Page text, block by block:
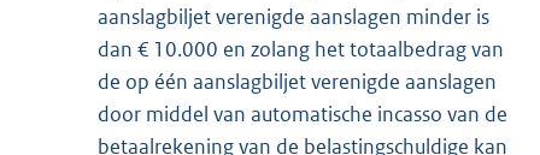
aanslagbiljet verenigde aanslagen minder is
dan € 10.000 en zolang het totaalbedrag van
de op één aanslagbiljet verenigde aanslagen
door middel van automatische incasso van de
betaalrekening van de belastingschuldige kan